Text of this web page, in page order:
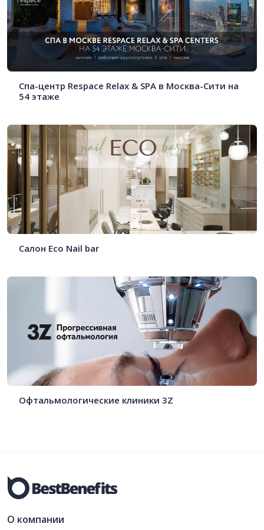
Спа-центр Respace Relax & SPA в Москва-Сити на
54 этаже
Салон Eco Nail bar
Офтальмологические клиники 3Z
О компании